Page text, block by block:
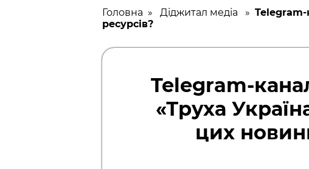
Головна » Діджитал медіа » Telegram-
ресурсів?
Telegram-
«Труха
цих